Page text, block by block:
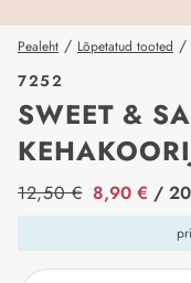
Pealeht / Lõpetatud tooted /
7252
SWEET &
price_label
12,50 € 8,90 € /